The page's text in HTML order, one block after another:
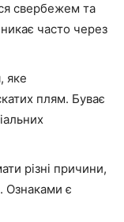
свербежем та
часто через
яке
плям. Буває
різні причини,
Ознаками є